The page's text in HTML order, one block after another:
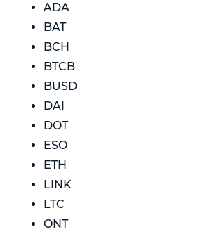
ADA
BAT
BCH
BTCB
BUSD
DAI
DOT
ESO
ETH
LINK
LTC
ONT